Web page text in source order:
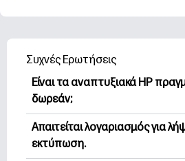
Συχνές Ερωτήσεις
Είναι τα αναπτυξιακά HP
δωρεάν;
Η HP Printables προσφέρει
δωρεάν εκτυπώσιμα για λήψη
Απαιτείται λογαριασμός για
εκτύπωση.